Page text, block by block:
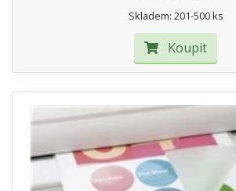
Skladem: 201-500 ks
Koupit